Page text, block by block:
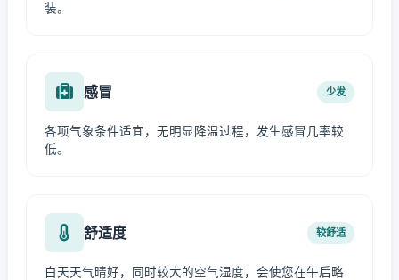
装。
感冒 少发
各项气象条件适宜，无明显降温过程，发生感冒几率较
低。
舒适度 较舒适
白天天气晴好，同时较大的空气湿度，会使您在午后略